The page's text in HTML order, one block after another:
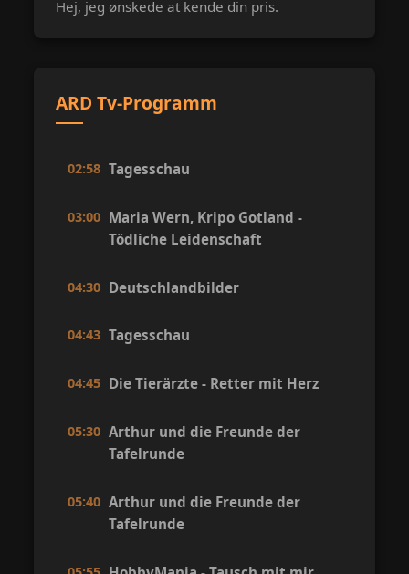
Hej, jeg ønskede at kende din pris.
ARD Tv-Programm
02:58 Tagesschau
03:00 Maria Wern, Kripo Gotland -
Tödliche Leidenschaft
04:30 Deutschlandbilder
04:43 Tagesschau
04:45 Die Tierärzte - Retter mit Herz
05:30 Arthur und die Freunde der
Tafelrunde
05:40 Arthur und die Freunde der
Tafelrunde